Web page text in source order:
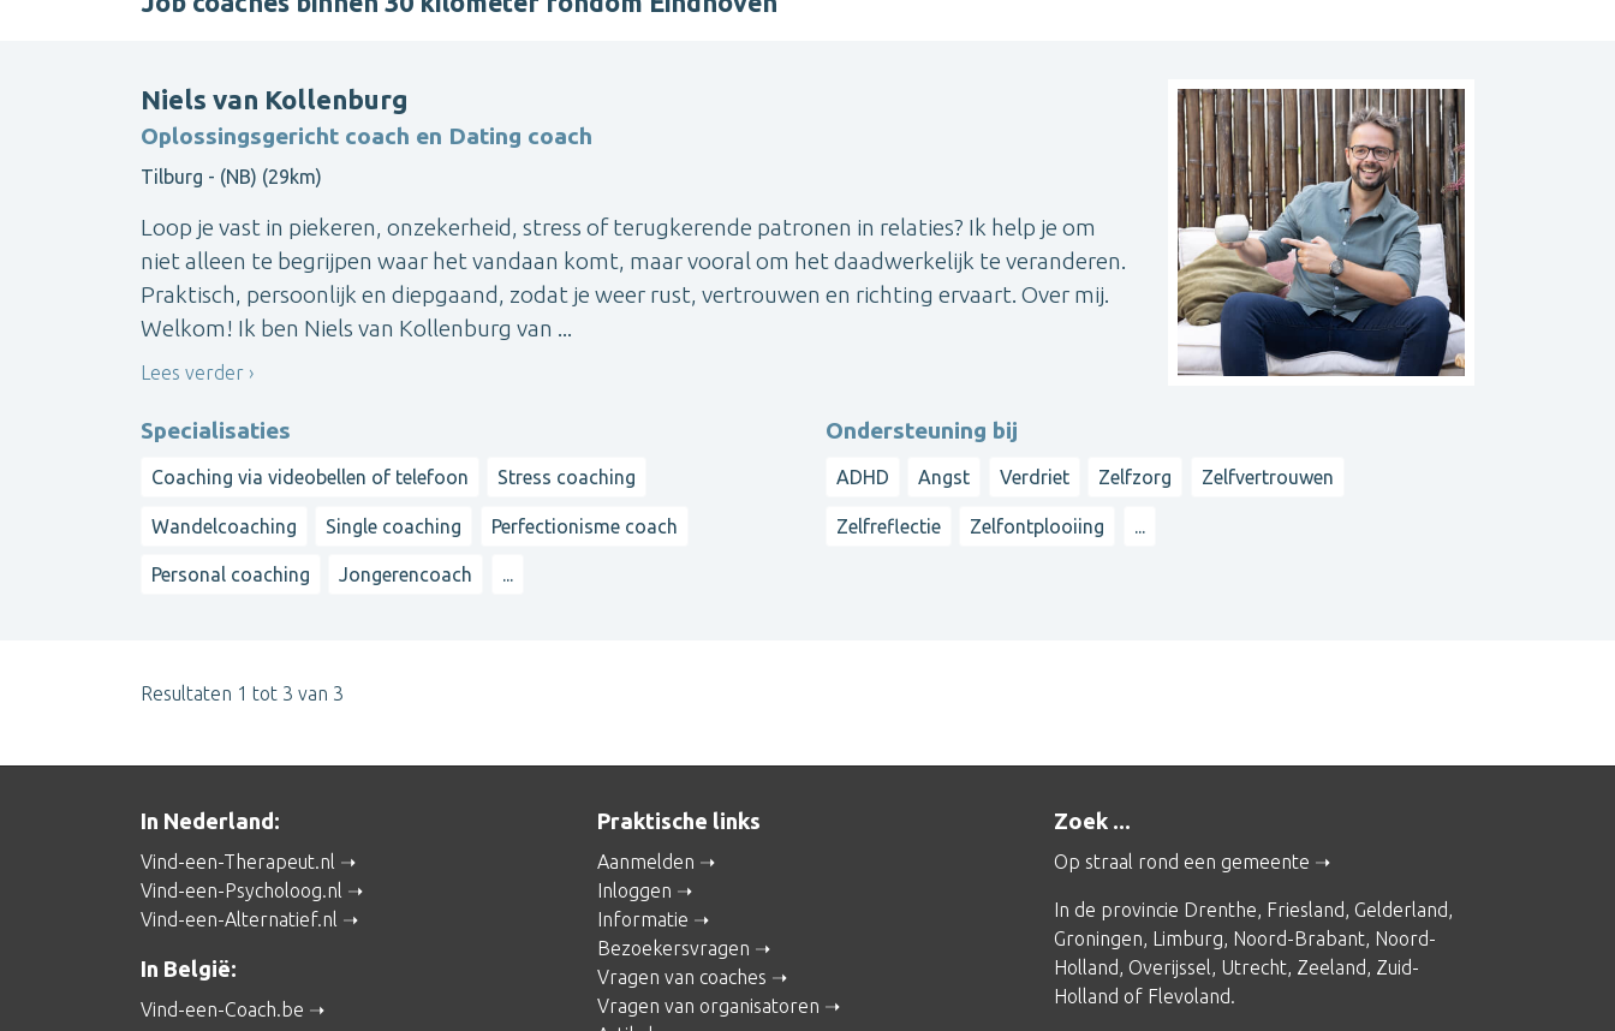
Niels van Kollenburg
Oplossingsgericht coach en Dating coach
Tilburg - (NB) (29km)
Loop je vast in piekeren, onzekerheid, stress of terugkerende patronen in relaties? Ik help je om
niet alleen te begrijpen waar het vandaan komt, maar vooral om het daadwerkelijk te veranderen.
Praktisch, persoonlijk en diepgaand, zodat je weer rust, vertrouwen en richting ervaart. Over mij.
Welkom! Ik ben Niels van Kollenburg van ...
Lees verder
Specialisaties
Coaching via videobellen of telefoon Stress coaching
Wandelcoaching Single coaching Perfectionisme coach
Personal coaching Jongerencoach ...
Ondersteuning bij
ADHD Angst Verdriet Zelfzorg Zelfvertrouwen
Zelfreflectie Zelfontplooiing
Resultaten 1 tot 3 van 3
In Nederland:
Vind-een-Therapeut.nl
Vind-een-Psycholoog.nl
Vind-een-Alternatief.nl
In België:
Vind-een-Coach.be
Praktische links
Aanmelden
Inloggen
Informatie
Bezoekersvragen
Vragen van coaches
Vragen van organisatoren
Zoek ...
Op straal rond een gemeente
In de provincie Drenthe, Friesland, Gelderland,
Groningen, Limburg, Noord-Brabant, Noord-
Holland, Overijssel, Utrecht, Zeeland, Zuid-
Holland of Flevoland.